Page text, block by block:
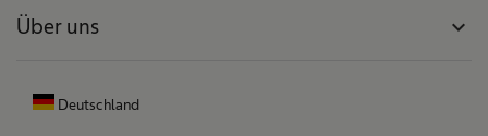
Über uns expand_more
Deutschland